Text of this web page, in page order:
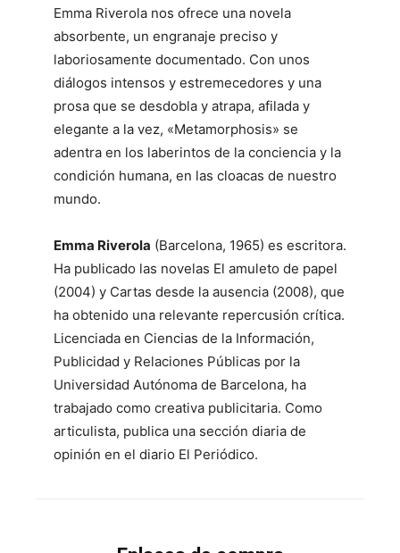
Emma Riverola nos ofrece una novela
absorbente, un engranaje preciso y
laboriosamente documentado. Con unos
diálogos intensos y estremecedores y una
prosa que se desdobla y atrapa, afilada y
elegante a la vez, «Metamorphosis» se
adentra en los laberintos de la conciencia y la
condición humana, en las cloacas de nuestro
mundo.
Emma Riverola (Barcelona, 1965) es escritora.
Ha publicado las novelas El amuleto de papel
(2004) y Cartas desde la ausencia (2008), que
ha obtenido una relevante repercusión crítica.
Licenciada en Ciencias de la Información,
Publicidad y Relaciones Públicas por la
Universidad Autónoma de Barcelona, ha
trabajado como creativa publicitaria. Como
articulista, publica una sección diaria de
opinión en el diario El Periódico.